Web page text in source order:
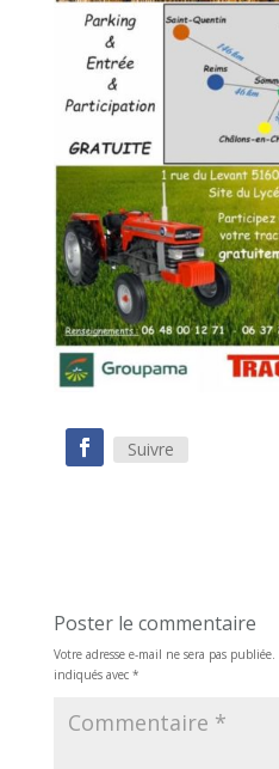
Suivre
Poster le commentaire
Votre adresse e-mail ne sera pas publiée.
indiqués avec *